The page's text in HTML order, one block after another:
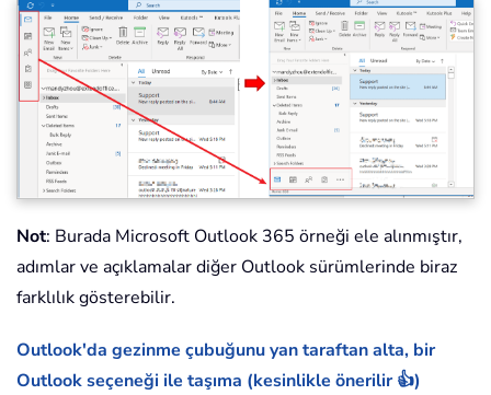
Not: Burada Microsoft Outlook 365 örneği ele alınmıştır,
adımlar ve açıklamalar diğer Outlook sürümlerinde biraz
farklılık gösterebilir.
Outlook'da gezinme çubuğunu yan taraftan alta, bir
Outlook seçeneği ile taşıma (kesinlikle önerilir 👍)